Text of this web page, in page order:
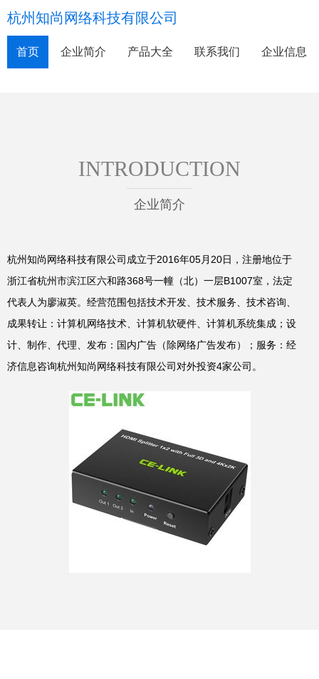
杭州知尚网络科技有限公司
首页 企业简介 产品大全 联系我们 企业信息
INTRODUCTION
企业简介
杭州知尚网络科技有限公司成立于2016年05月20日，注册地位于
浙江省杭州市滨江区六和路368号一幢（北）一层B1007室，法定
代表人为廖淑英。经营范围包括技术开发、技术服务、技术咨询、
成果转让：计算机网络技术、计算机软硬件、计算机系统集成；设
计、制作、代理、发布：国内广告（除网络广告发布）；服务：经
济信息咨询杭州知尚网络科技有限公司对外投资4家公司。